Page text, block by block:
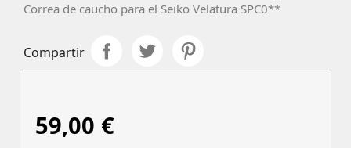
Correa de caucho para el Seiko Velatura SPC0**
Compartir
59,00 €